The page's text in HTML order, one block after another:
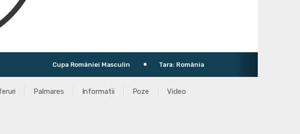
Cupa României Masculin Tara: România
Palmares Informatii Poze Video